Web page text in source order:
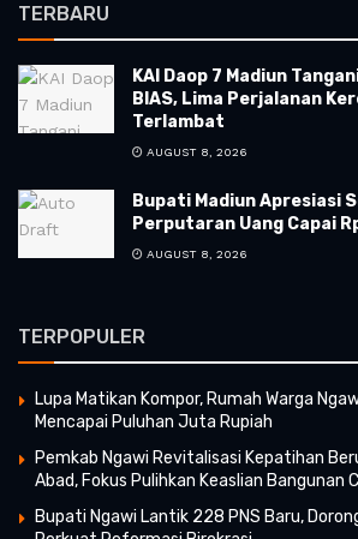
TERBARU
KAI Daop 7 Madiun
BIAS, Lima Perjalanan
Terlambat
AUGUST 8, 2026
Bupati Madiun Apresiasi
Perputaran Uang Capai
AUGUST 8, 2026
TERPOPULER
Lupa Matikan Kompor, Rumah Warga
Mencapai Puluhan Juta Rupiah
Pemkab Ngawi Revitalisasi Kepatihan
Abad, Fokus Pulihkan Keaslian Bangunan
Bupati Ngawi Lantik 228 PNS Baru,